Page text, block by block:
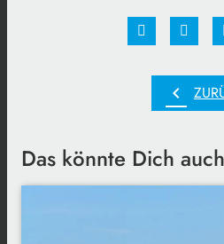
chevron_left
Das könnte Dich